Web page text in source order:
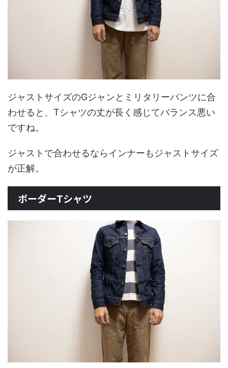
ジャストサイズのGジャンとミリタリーパンツに合
わせると、Tシャツの丈が長く感じてバランス悪い
ですね。
ジャストで合わせるならインナーもジャストサイズ
が正解。
ボーダーTシャツ